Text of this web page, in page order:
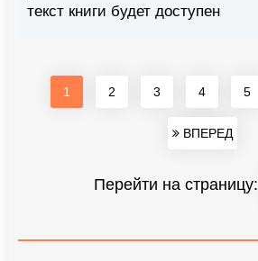
текст книги будет доступен
1 2 3 4 5
ВПЕРЕД
Перейти на страницу: